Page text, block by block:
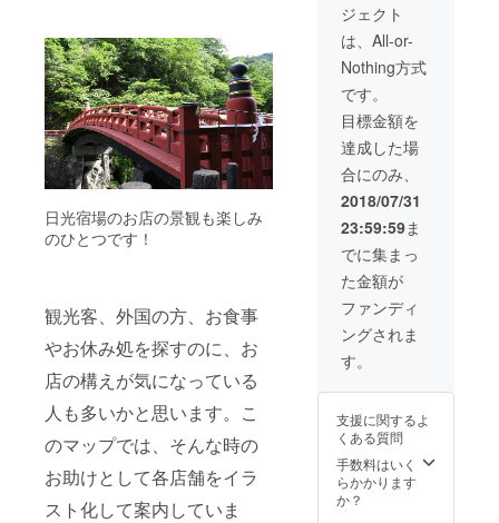
日光宿場のお店の景観も楽しみ
のひとつです！
観光客、外国の方、お食事
やお休み処を探すのに、お
店の構えが気になっている
人も多いかと思います。こ
のマップでは、そんな時の
お助けとして各店舗をイラ
スト化して案内していま
ジェクト
は、All-or-
Nothing方式
です。
目標金額を
達成した場
合にのみ、
2018/07/31
23:59:59ま
でに集まっ
た金額が
ファンディ
ングされま
す。
支援に関するよ
くある質問
手数料はいく
らかかります
か？